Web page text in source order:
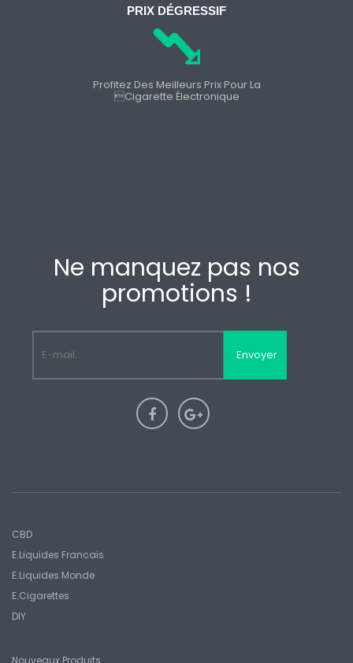
PRIX DÉGRESSIF
Profitez Des Meilleurs Prix Pour La
cigarette Électronique
Ne manquez pas nos
promotions !
Envoyer
CBD
E.liquides Francais
E.Liquides Monde
E.Cigarettes
DIY
Nouveaux Produits